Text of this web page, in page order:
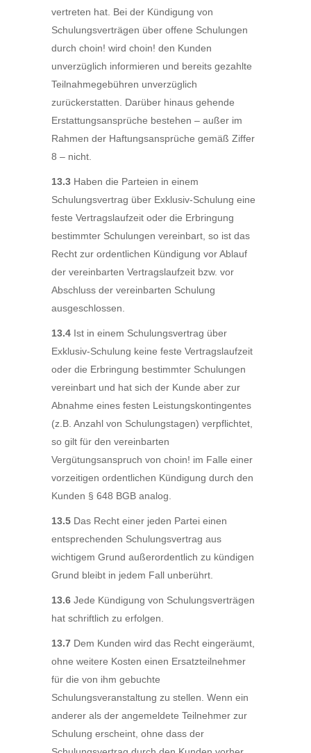
vertreten hat. Bei der Kündigung von
Schulungsverträgen über offene Schulungen
durch choin! wird choin! den Kunden
unverzüglich informieren und bereits gezahlte
Teilnahmegebühren unverzüglich
zurückerstatten. Darüber hinaus gehende
Erstattungsansprüche bestehen – außer im
Rahmen der Haftungsansprüche gemäß Ziffer
8 – nicht.
13.3 Haben die Parteien in einem
Schulungsvertrag über Exklusiv-Schulung eine
feste Vertragslaufzeit oder die Erbringung
bestimmter Schulungen vereinbart, so ist das
Recht zur ordentlichen Kündigung vor Ablauf
der vereinbarten Vertragslaufzeit bzw. vor
Abschluss der vereinbarten Schulung
ausgeschlossen.
13.4 Ist in einem Schulungsvertrag über
Exklusiv-Schulung keine feste Vertragslaufzeit
oder die Erbringung bestimmter Schulungen
vereinbart und hat sich der Kunde aber zur
Abnahme eines festen Leistungskontingentes
(z.B. Anzahl von Schulungstagen) verpflichtet,
so gilt für den vereinbarten
Vergütungsanspruch von choin! im Falle einer
vorzeitigen ordentlichen Kündigung durch den
Kunden § 648 BGB analog.
13.5 Das Recht einer jeden Partei einen
entsprechenden Schulungsvertrag aus
wichtigem Grund außerordentlich zu kündigen
Grund bleibt in jedem Fall unberührt.
13.6 Jede Kündigung von Schulungsverträgen
hat schriftlich zu erfolgen.
13.7 Dem Kunden wird das Recht eingeräumt,
ohne weitere Kosten einen Ersatzteilnehmer
für die von ihm gebuchte
Schulungsveranstaltung zu stellen. Wenn ein
anderer als der angemeldete Teilnehmer zur
Schulung erscheint, ohne dass der